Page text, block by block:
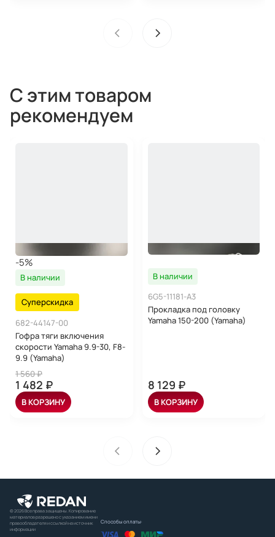
С этим товаром
рекомендуем
-5%
В наличии
Суперскидка
682-44147-00
Гофра тяги включения
скорости Yamaha 9.9-30, F8-
9.9 (Yamaha)
1 560 ₽
1 482 ₽
В КОРЗИНУ
В наличии
6G5-11181-A3
Прокладка под головку
Yamaha 150-200 (Yamaha)
8 129 ₽
В КОРЗИНУ
© 2026 Все права защищены. Копирование
материалов разрешено с указанием имени
правообладателя и ссылкой на источник
информации
Способы оплаты: